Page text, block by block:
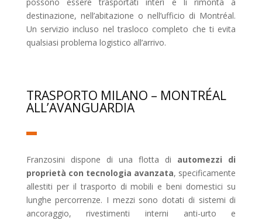
destinazione, nell’abitazione o nell’ufficio di Montréal.
Un servizio incluso nel trasloco completo che ti evita
qualsiasi problema logistico all’arrivo.
TRASPORTO MILANO – MONTRÉAL
ALL’AVANGUARDIA
Franzosini dispone di una flotta di automezzi di
proprietà con tecnologia avanzata, specificamente
allestiti per il trasporto di mobili e beni domestici su
lunghe percorrenze. I mezzi sono dotati di sistemi di
ancoraggio, rivestimenti interni anti-urto e